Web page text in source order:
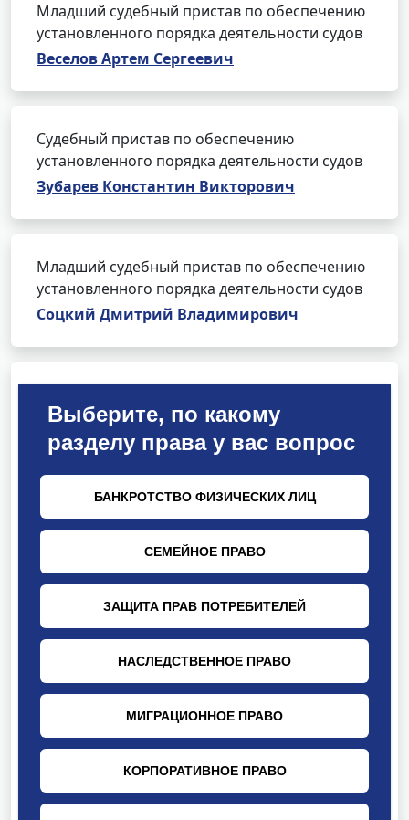
Младший судебный пристав по обеспечению
установленного порядка деятельности судов
Веселов Артем Сергеевич
Судебный пристав по обеспечению
установленного порядка деятельности судов
Зубарев Константин Викторович
Младший судебный пристав по обеспечению
установленного порядка деятельности судов
Соцкий Дмитрий Владимирович